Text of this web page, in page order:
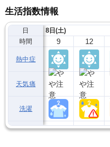
生活指数情報
日
時間
熱中症
天気痛
洗濯
8日(土)
9 12